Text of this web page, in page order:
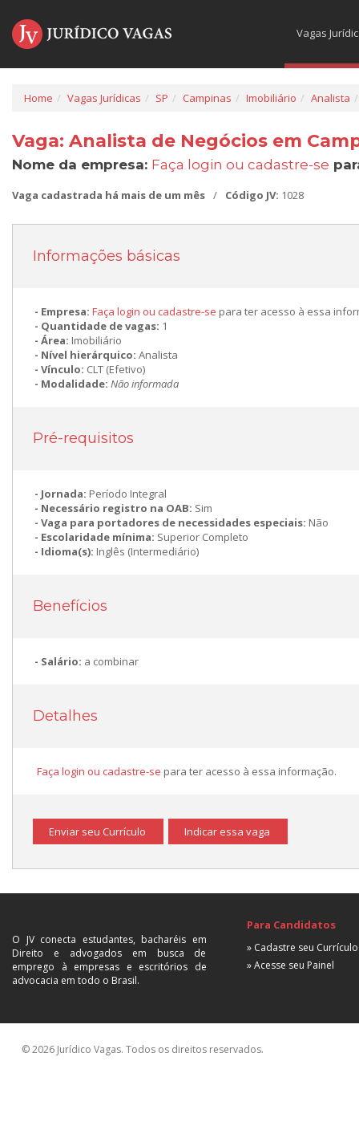
Vagas
Home Vagas Jurídicas SP Campinas Imobiliário Analista
Vaga: Analista de Negócios em
Nome da empresa: Faça login ou cadastre-se
Vaga cadastrada há mais de um mês / Código JV: 1028
Informações básicas
Empresa: Faça login ou cadastre-se para ter acesso à essa
Quantidade de vagas: 1
Área: Imobiliário
Nível hierárquico: Analista
Vínculo: CLT (Efetivo)
Modalidade: Não informada
Pré-requisitos
Jornada: Período Integral
Necessário registro na OAB: Sim
Vaga para portadores de necessidades especiais: Não
Escolaridade mínima: Superior Completo
Idioma(s): Inglês (Intermediário)
Benefícios
Salário: a combinar
Detalhes
Faça login ou cadastre-se para ter acesso à essa informação.
Enviar seu Currículo Indicar essa vaga
O JV conecta estudantes, bacharéis em
Direito e advogados em busca de
emprego à empresas e escritórios de
advocacia em todo o Brasil.
Para Candidatos
» Cadastre seu Currículo
» Acesse seu Painel
© 2026 Jurídico Vagas. Todos os direitos reservados.